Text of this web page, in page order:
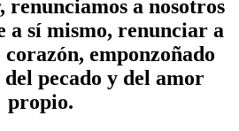
, renunciamos a nosotros
a sí mismo, renunciar a
emponzoñado
del pecado y del amor
propio.